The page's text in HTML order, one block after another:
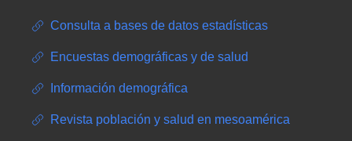
Consulta a bases de datos estadísticas
Encuestas demográficas y de salud
Información demográfica
Revista población y salud en mesoamérica